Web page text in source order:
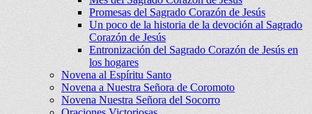
Promesas del Sagrado Corazón de Jesús
Un poco de la historia de la devoción al Sagrado
Corazón de Jesús
Entronización del Sagrado Corazón de Jesús en
los hogares
Novena al Espíritu Santo
Novena a Nuestra Señora de Coromoto
Novena Nuestra Señora del Socorro